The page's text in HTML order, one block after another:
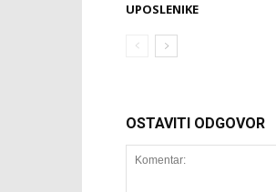
UPOSLENIKE
OSTAVITI ODGOVOR